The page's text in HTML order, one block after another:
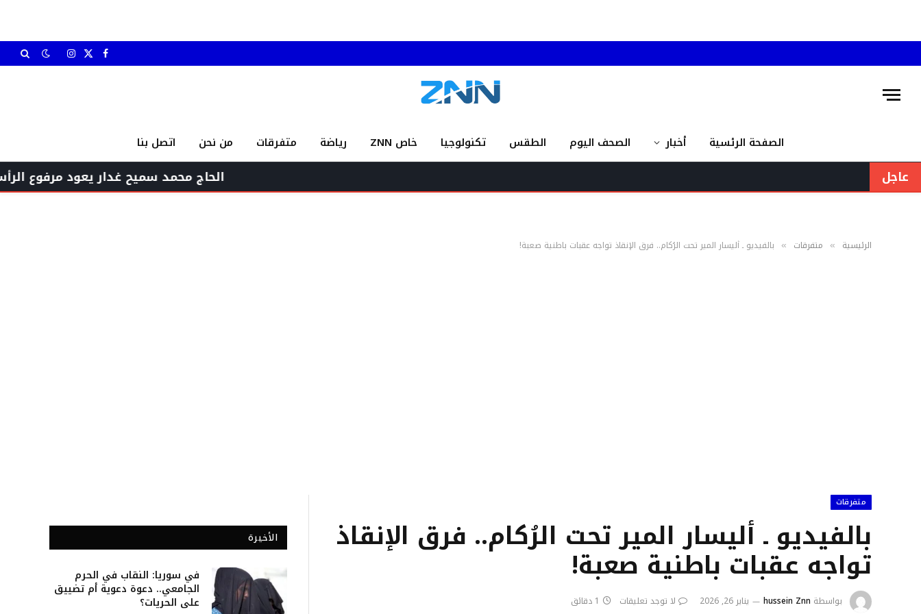
فيسبوك
X الانستغرام
الصفحة الرئسية أخبار الصحف اليوم الطقس تكنولوجيا خاص ZNN رياضة متفرقات من نحن اتصل بنا
عاجل الحاج محمد سميح غدار يعود مرفوع الرأس بين
الرئيسية » متفرقات » بالفيديو ـ أليسار المير تحت الرُكام.. فرق الإنقاذ تواجه عقبات باطنية صعبة!
متفرقات
بالفيديو ـ أليسار المير تحت الرُكام.. فرق الإنقاذ
تواجه عقبات باطنية صعبة!
بواسطة hussein Znn يناير 26, 2026 لا توجد تعليقات 1 دقائق
الأخيرة
في سوريا: النقاب في الحرم
الجامعي.. دعوة دعوية أم تضييق
على الحريات؟